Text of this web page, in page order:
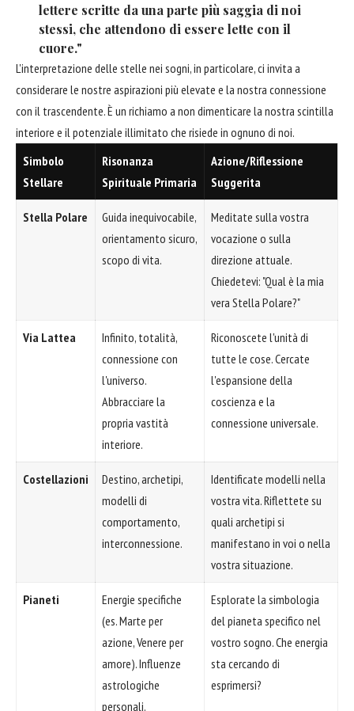
lettere scritte da una parte più saggia di noi
stessi, che attendono di essere lette con il
cuore."
L'interpretazione delle stelle nei sogni, in particolare, ci invita a
considerare le nostre aspirazioni più elevate e la nostra connessione
con il trascendente. È un richiamo a non dimenticare la nostra scintilla
interiore e il potenziale illimitato che risiede in ognuno di noi.
Simbolo
Stellare
Risonanza
Spirituale Primaria
Azione/Riflessione
Suggerita
Stella Polare
Guida inequivocabile,
orientamento sicuro,
scopo di vita.
Meditate sulla vostra
vocazione o sulla
direzione attuale.
Chiedetevi: "Qual è la mia
vera Stella Polare?"
Via Lattea
Infinito, totalità,
connessione con
l'universo.
Abbracciare la
propria vastità
interiore.
Riconoscete l'unità di
tutte le cose. Cercate
l'espansione della
coscienza e la
connessione universale.
Costellazioni
Destino, archetipi,
modelli di
comportamento,
interconnessione.
Identificate modelli nella
vostra vita. Riflettete su
quali archetipi si
manifestano in voi o nella
vostra situazione.
Pianeti
Energie specifiche
(es. Marte per
azione, Venere per
amore). Influenze
astrologiche
personali.
Esplorate la simbologia
del pianeta specifico nel
vostro sogno. Che energia
sta cercando di
esprimersi?